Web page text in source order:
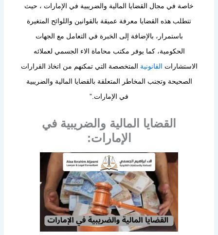
خاصة في مجال القضايا المالية والضريبية في الإمارات ، حيث
تتطلب هذه القضايا معرفة عميقة بالقوانين واللوائح المتغيرة
باستمرار، بالإضافة إلى الخبرة في التعامل مع الجهات
الحكومية، كما يوفر مكتب محاماة الاء الجسمي لعملائه
الاستشارات القانونية المتخصصة التي تمكنهم من اتخاذ القرارات
الصحيحة وتجنب المخاطر المتعلقة بالقضايا المالية والضريبية
في الإمارات.”
القضايا المالية والضريبية في
الإمارات: